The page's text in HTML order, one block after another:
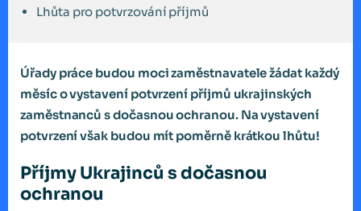
Lhůta pro potvrzování příjmů
Úřady práce budou moci zaměstnavatele žádat každý
měsíc o vystavení potvrzení příjmů ukrajinských
zaměstnanců s dočasnou ochranou. Na vystavení
potvrzení však budou mít poměrně krátkou lhůtu!
Příjmy Ukrajinců s dočasnou
ochranou